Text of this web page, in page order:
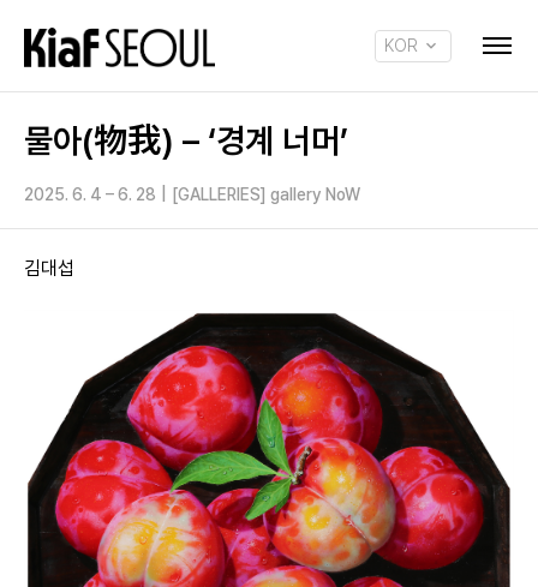
KOR
물아(物我) – ‘경계 너머’
2025. 6. 4 – 6. 28 [GALLERIES] gallery NoW
김대섭